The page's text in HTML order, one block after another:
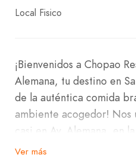
Local Fisico
¡Bienvenidos a Chopao
Alemana, tu destino en
de la auténtica comida
ambiente acogedor! Nos
casi en Av. Alemana, en
Ver más